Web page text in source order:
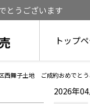
とうございます
トップ
西舞子土地 ご成約おめでと
2026年